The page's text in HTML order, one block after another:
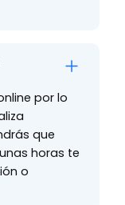
por lo
que
horas te
o